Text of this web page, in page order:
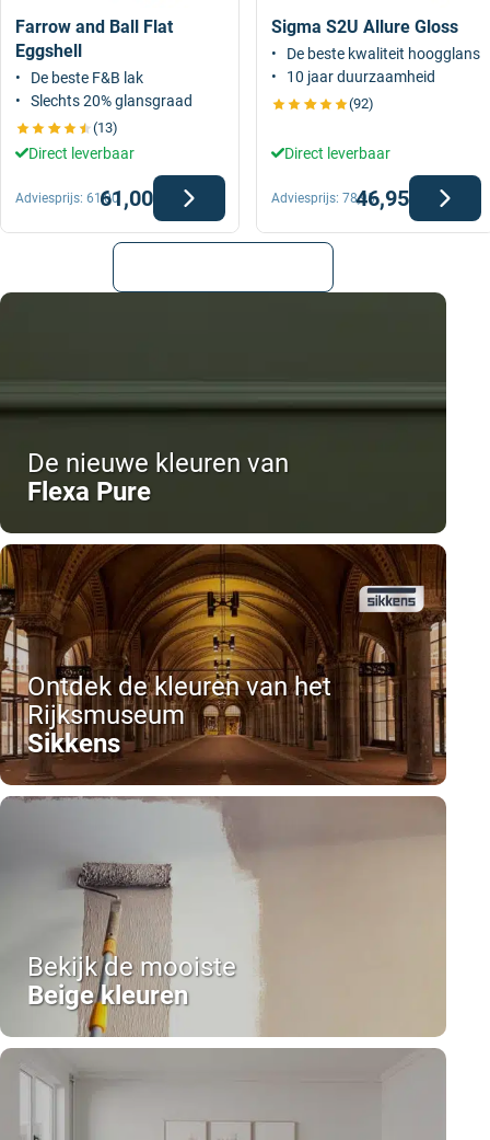
Farrow and Ball Flat
Eggshell
De beste F&B lak
Slechts 20% glansgraad
(13)
Direct leverbaar
61,00
Adviesprijs: 61,00
Sigma S2U Allure Gloss
De beste kwaliteit hoogglans
10 jaar duurzaamheid
(92)
Direct leverbaar
46,95
Adviesprijs: 78,95
De nieuwe kleuren van
Flexa Pure
Ontdek de kleuren van het
Rijksmuseum
Sikkens
Bekijk de mooiste
Beige kleuren